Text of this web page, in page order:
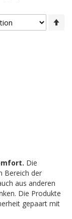
Die
Bereich der
aus anderen
Die Produkte
gepaart mit